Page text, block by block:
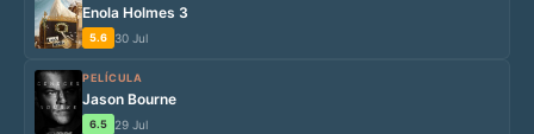
Enola Holmes 3
5.6 30 Jul
PELÍCULA
Jason Bourne
6.5 29 Jul